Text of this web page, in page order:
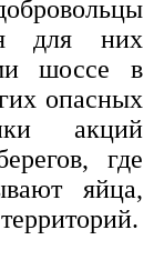
для них
шоссе в
опасных
акций
где
яйца,